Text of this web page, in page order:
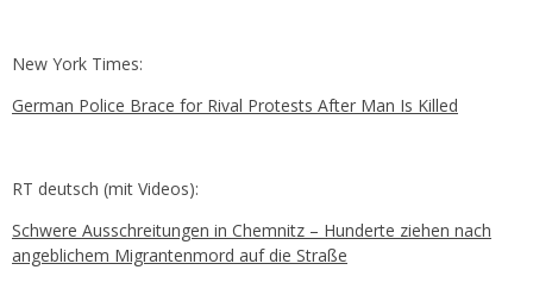
New York Times:
German Police Brace for Rival Protests After Man Is Killed
RT deutsch (mit Videos):
Schwere Ausschreitungen in Chemnitz – Hunderte ziehen nach
angeblichem Migrantenmord auf die Straße